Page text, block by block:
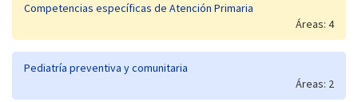
Competencias específicas de Atención Primaria
Áreas: 4
Pediatría preventiva y comunitaria
Áreas: 2